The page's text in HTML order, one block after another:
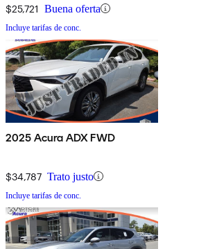
$25,721 Buena oferta
Incluye tarifas de conc.
2025 Acura ADX FWD
$34,787 Trato justo
Incluye tarifas de conc.